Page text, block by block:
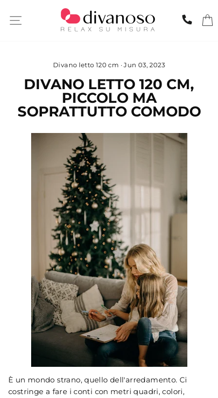
SITE NAVIGATION
Divano letto 120 cm ·Jun 03, 2023
DIVANO LETTO 120 CM,
PICCOLO MA
SOPRATTUTTO COMODO
È un mondo strano, quello dell'arredamento. Ci
costringe a fare i conti con metri quadri, colori,